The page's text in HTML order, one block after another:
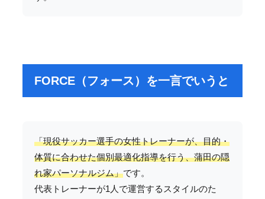
FORCE（フォース）を一言でいうと
「現役サッカー選手の女性トレーナーが、目的・
体質に合わせた個別最適化指導を行う、蒲田の隠
れ家パーソナルジム」です。
代表トレーナーが1人で運営するスタイルのた